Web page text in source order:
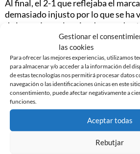
Gestionar el
las cookies
Para ofrecer las mejores experiencias, utilizamos
para almacenar y/o acceder a la información del
de estas tecnologías nos permitirá procesar datos
navegación o las identificaciones únicas en este
consentimiento, puede afectar negativamente a
funciones.
Aceptar todas
Rebutjar
Al final, el 2-1 que reflejaba el
demasiado injusto por lo que se ha
de juego. Los arlequinados quedan
esta dolorosa derrota, pero seguro
levantarse en las próximas
Real Valladolid, el equipo necesita
afición en la Nova Creu Alta para
importantes.
Ficha técnica:
CD Lugo:
José Juan, De Coz, Julio,
Seoane; Ferreiro, Pelayo (Valle,
73″); Lolo Plá (D. Aganzo, 83″).